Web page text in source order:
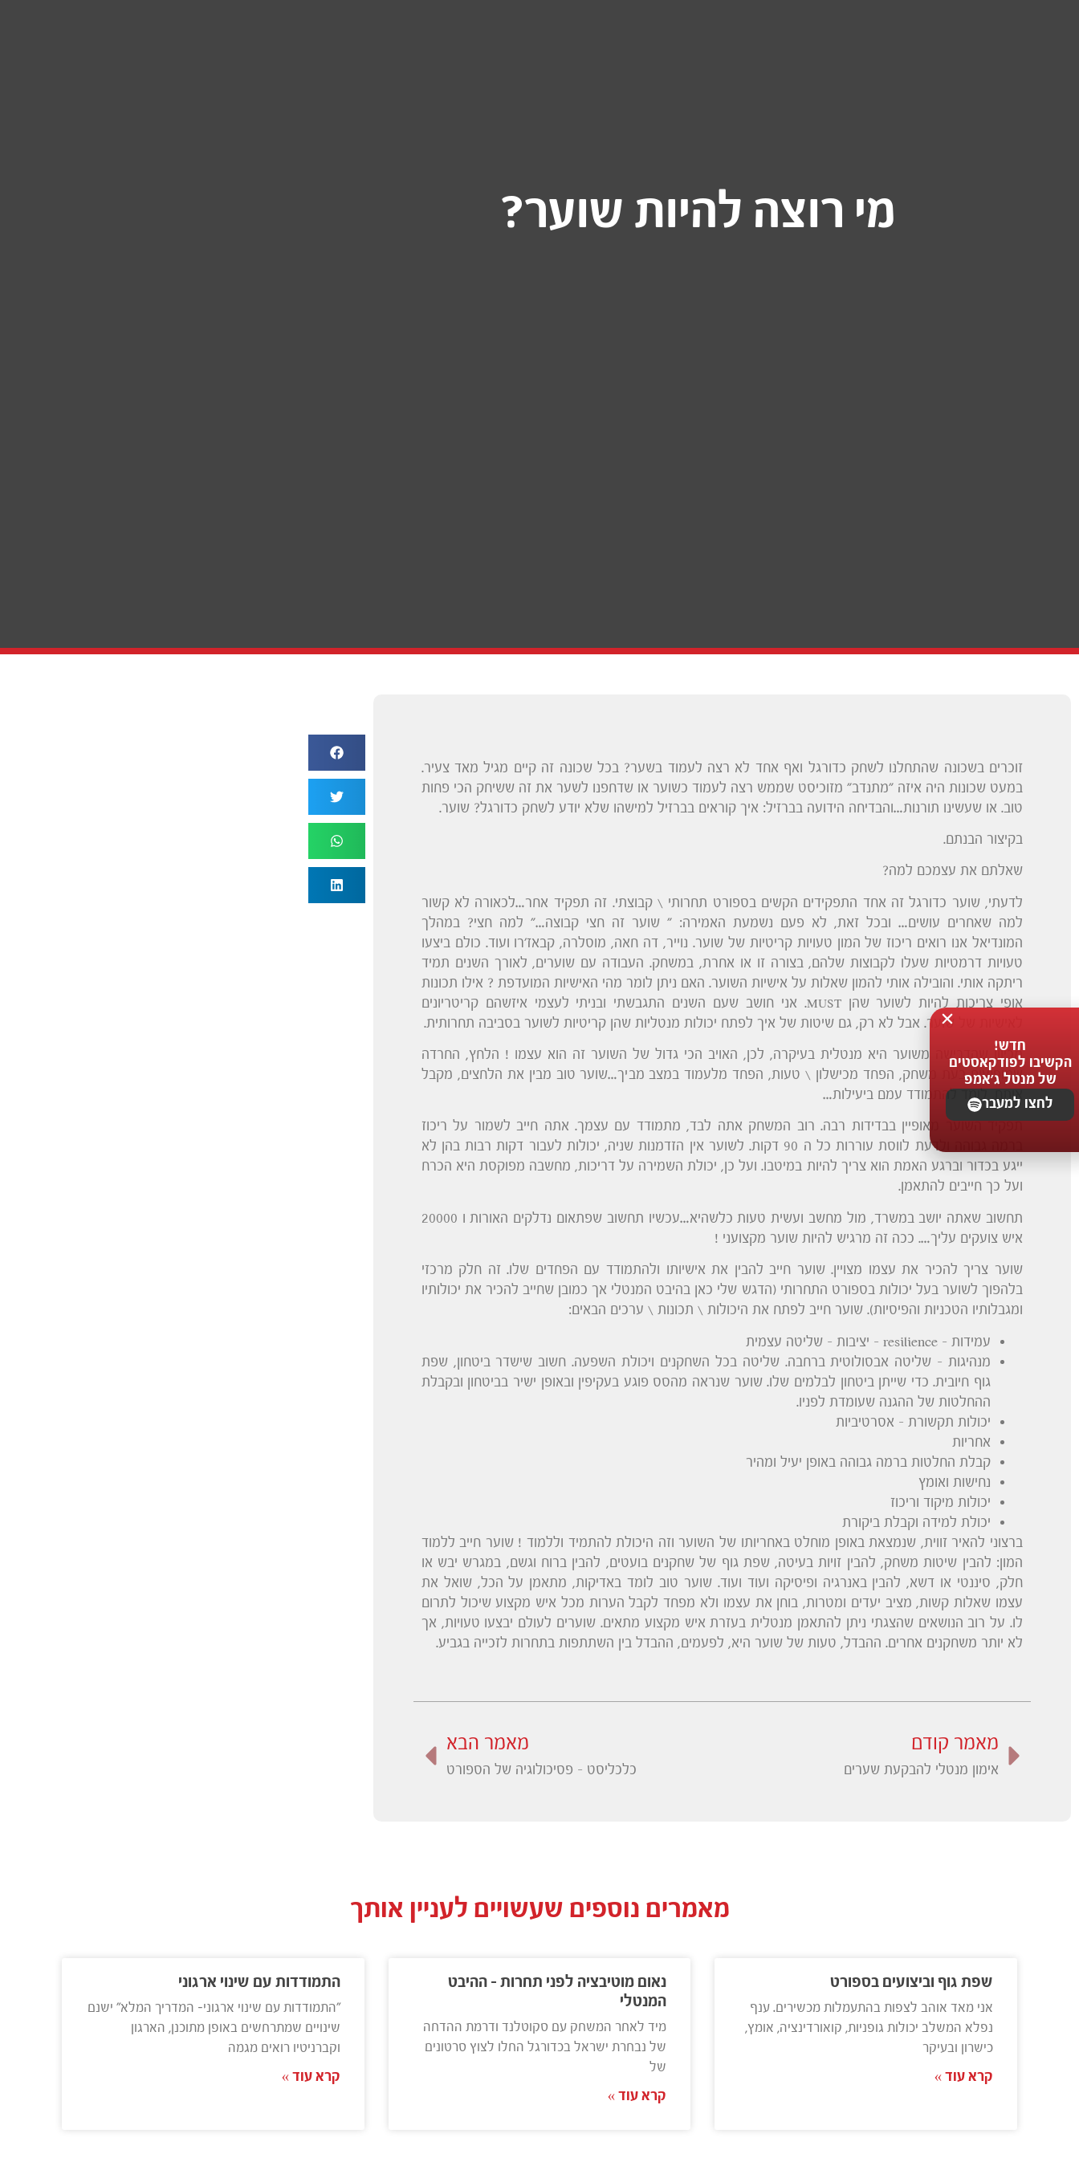
מי רוצה להיות שוער?
זוכרים בשכונה שהתחלנו לשחק כדורגל ואף אחד לא רצה לעמוד בשער? בכל שכונה זה קיים מגיל מאד צעיר.
במעט שכונות היה איזה "מתנדב" מזוכיסט שממש רצה לעמוד כשוער או שדחפנו לשער את זה ששיחק הכי פחות
טוב. או שעשינו תורנות…והבדיחה הידועה בברזיל: איך קוראים בברזיל למישהו שלא יודע לשחק כדורגל? שוער.
בקיצור הבנתם.
שאלתם את עצמכם למה?
לדעתי, שוער כדורגל זה אחד התפקידים הקשים בספורט תחרותי \ קבוצתי. זה תפקיד אחר…לכאורה לא קשור
למה שאחרים עושים… ובכל זאת, לא פעם נשמעת האמירה: " שוער זה חצי קבוצה…" למה חצי? במהלך
המונדיאל אנו רואים ריכוז של המון טעויות קריטיות של שוער. נוייר, דה חאה, מוסלרה, קבאז'רו ועוד. כולם ביצעו
טעויות דרמטיות שעלו לקבוצות שלהם, בצורה זו או אחרת, במשחק. העבודה עם שוערים, לאורך השנים תמיד
ריתקה אותי. והובילה אותי להמון שאלות על אישיות השוער. האם ניתן לומר מהי האישיות המועדפת ? אילו תכונות
אופי צריכות להיות לשוער שהן MUST. אני חושב שעם השנים התגבשתי ובניתי לעצמי איזשהם קריטריונים
לאישיות של שוער. אבל לא רק, גם שיטות של איך לפתח יכולות מנטליות שהן קריטיות לשוער בסביבה תחרותית.
מכיוון שהדרישה משוער היא מנטלית בעיקרה, לכן, האויב הכי גדול של השוער זה הוא עצמו ! הלחץ, החרדה
שמופיעים בעת משחק, הפחד מכישלון \ טעות, הפחד מלעמוד במצב מביך…שוער טוב מבין את הלחצים, מקבל
אותם, לומד להתמודד עמם ביעילות…
תפקיד השוער מאופיין בבדידות רבה. רוב המשחק אתה לבד, מתמודד עם עצמך. אתה חייב לשמור על ריכוז
ברמה גבוהה ולדעת לווסת עוררות כל ה 90 דקות. לשוער אין הזדמנות שניה, יכולות לעבור דקות רבות בהן לא
ייגע בכדור וברגע האמת הוא צריך להיות במיטבו. ועל כן, יכולת השמירה על דריכות, מחשבה מפוקסת היא הכרח
ועל כך חייבים להתאמן.
תחשוב שאתה יושב במשרד, מול מחשב ועשית טעות כלשהיא…עכשיו תחשוב שפתאום נדלקים האורות ו 20000
איש צועקים עליך…. ככה זה מרגיש להיות שוער מקצועני !
שוער צריך להכיר את עצמו מצויין. שוער חייב להבין את אישיותו ולהתמודד עם הפחדים שלו. זה חלק מרכזי
בלהפוך לשוער בעל יכולות בספורט התחרותי (הדגש שלי כאן בהיבט המנטלי אך כמובן שחייב להכיר את יכולותיו
ומגבלותיו הטכניות והפיסיות). שוער חייב לפתח את היכולות \ תכונות \ ערכים הבאים:
עמידות – resilience – יציבות – שליטה עצמית
מנהיגות – שליטה אבסולוטית ברחבה. שליטה בכל השחקנים ויכולת השפעה. חשוב שישדר ביטחון, שפת
גוף חיובית. כדי שייתן ביטחון לבלמים שלו. שוער שנראה מהסס פוגע בעקיפין ובאופן ישיר בביטחון ובקבלת
ההחלטות של ההגנה שעומדת לפניו.
יכולות תקשורת – אסרטיביות
אחריות
קבלת החלטות ברמה גבוהה באופן יעיל ומהיר
נחישות ואומץ
יכולות מיקוד וריכוז
יכולת למידה וקבלת ביקורת
ברצוני להאיר זווית, שנמצאת באופן מוחלט באחריותו של השוער וזה היכולת להתמיד וללמוד ! שוער חייב ללמוד
המון: להבין שיטות משחק, להבין זויות בעיטה, שפת גוף של שחקנים בועטים, להבין ברוח וגשם, במגרש יבש או
חלק, סיננטי או דשא, להבין באנרגיה ופיסיקה ועוד ועוד. שוער טוב לומד באדיקות, מתאמן על הכל, שואל את
עצמו שאלות קשות, מציב יעדים ומטרות, בוחן את עצמו ולא מפחד לקבל הערות מכל איש מקצוע שיכול לתרום
לו. על רוב הנושאים שהצגתי ניתן להתאמן מנטלית בעזרת איש מקצוע מתאים. שוערים לעולם יבצעו טעויות, אך
לא יותר משחקנים אחרים. ההבדל, טעות של שוער היא, לפעמים, ההבדל בין השתתפות בתחרות לזכייה בגביע.
מאמר קודם
אימון מנטלי להבקעת שערים
מאמר הבא
כלכליסט – פסיכולוגיה של הספורט
מאמרים נוספים שעשויים לעניין אותך
שפת גוף וביצועים בספורט
אני מאד אוהב לצפות בהתעמלות מכשירים. ענף
נפלא המשלב יכולות גופניות, קואורדינציה, אומץ,
כישרון ובעיקר
קרא עוד »
נאום מוטיבציה לפני תחרות – ההיבט
המנטלי
מיד לאחר המשחק עם סקוטלנד ודרמת ההדחה
של נבחרת ישראל בכדורגל החלו לצוץ סרטונים
של
קרא עוד »
התמודדות עם שינוי ארגוני
"התמודדות עם שינוי ארגוני- המדריך המלא" ישנם
שינויים שמתרחשים באופן מתוכנן, הארגון
וקברניטיו רואים מגמה
קרא עוד »
חדש!
הקשיבו לפודקאסטים
של מנטל ג'אמפ
לחצו למעבר